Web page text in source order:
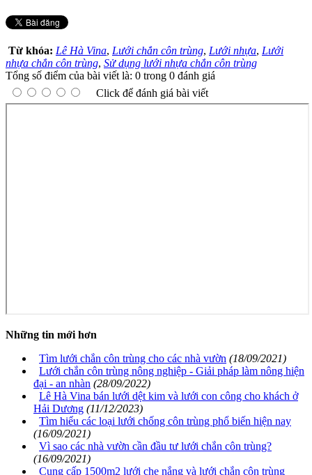
Từ khóa: Lê Hà Vina, Lưới chắn côn trùng, Lưới nhựa, Lưới
nhựa chắn côn trùng, Sử dụng lưới nhựa chắn côn trùng
Tổng số điểm của bài viết là: 0 trong 0 đánh giá
Click để đánh giá bài viết
Những tin mới hơn
Tìm lưới chắn côn trùng cho các nhà vườn (18/09/2021)
Lưới chắn côn trùng nông nghiệp - Giải pháp làm nông hiện
đại - an nhàn (28/09/2022)
Lê Hà Vina bán lưới dệt kim và lưới con công cho khách ở
Hải Dương (11/12/2023)
Tìm hiểu các loại lưới chống côn trùng phổ biến hiện nay
(16/09/2021)
Vì sao các nhà vườn cần đầu tư lưới chắn côn trùng?
(16/09/2021)
Cung cấp 1500m2 lưới che nắng và lưới chắn côn trùng